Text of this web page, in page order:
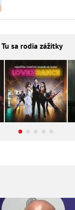
Tu sa rodia zážitky